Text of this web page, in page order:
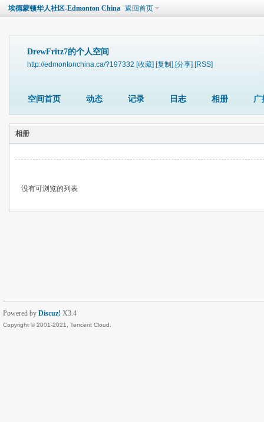
埃德蒙顿华人社区-Edmonton China 返回首页
DrewFritz7的个人空间
http://edmontonchina.ca/?197332 [收藏] [复制] [分享] [RSS]
空间首页 动态 记录 日志 相册 广
相册
没有可浏览的列表
Powered by Discuz! X3.4
Copyright © 2001-2021, Tencent Cloud.